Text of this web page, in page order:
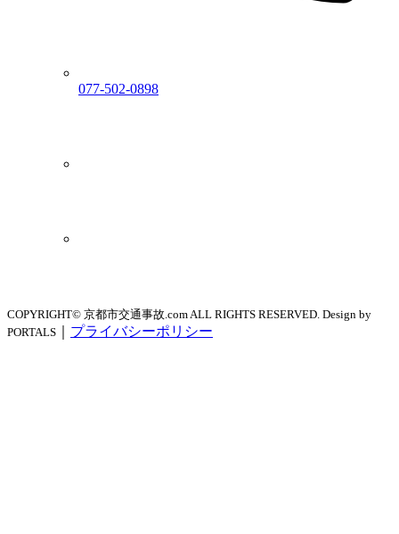
077-502-0898
COPYRIGHT© 京都市交通事故.com ALL RIGHTS RESERVED. Design by
PORTALS
プライバシーポリシー